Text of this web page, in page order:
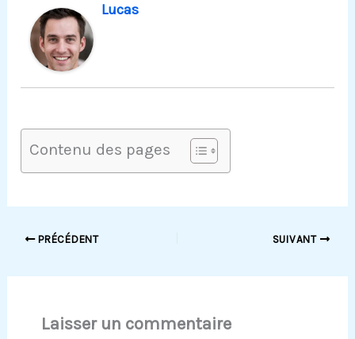
Lucas
Contenu des pages
PRÉCÉDENT SUIVANT
Laisser un commentaire